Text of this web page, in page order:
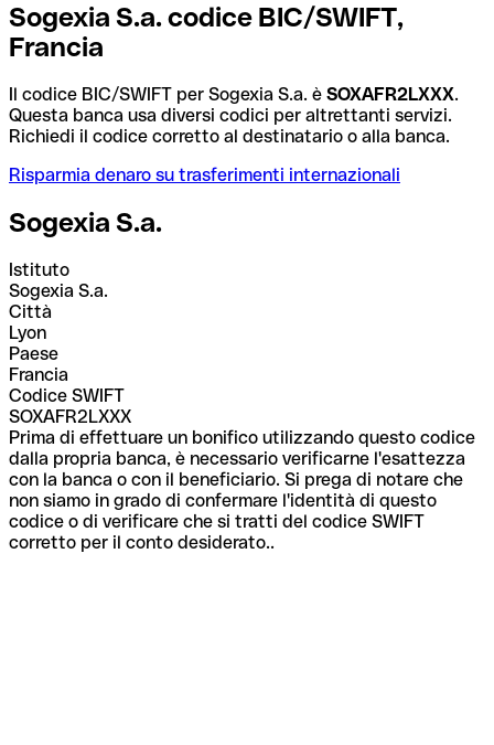
Sogexia S.a. codice BIC/SWIFT,
Francia
Il codice BIC/SWIFT per Sogexia S.a. è SOXAFR2LXXX.
Questa banca usa diversi codici per altrettanti servizi.
Richiedi il codice corretto al destinatario o alla banca.
Risparmia denaro su trasferimenti internazionali
Sogexia S.a.
Istituto
Sogexia S.a.
Città
Lyon
Paese
Francia
Codice SWIFT
SOXAFR2LXXX
Prima di effettuare un bonifico utilizzando questo codice
dalla propria banca, è necessario verificarne l'esattezza
con la banca o con il beneficiario. Si prega di notare che
non siamo in grado di confermare l'identità di questo
codice o di verificare che si tratti del codice SWIFT
corretto per il conto desiderato..